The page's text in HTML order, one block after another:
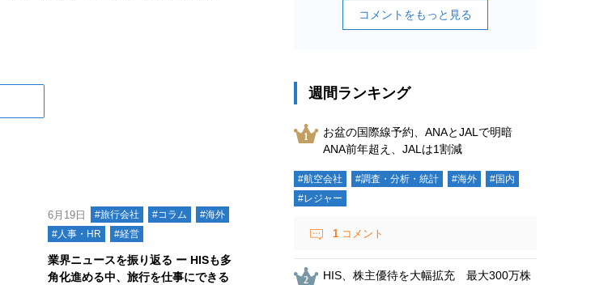
6月19日 #旅行会社 #コラム
#海外
#人事・HR
#経営
業界ニュースを振り返る ー HISも多
角化進める中、旅行を仕事にできる
コメントをもっと見る
週間ランキング
お盆の国際線予約、ANAとJALで明暗
ANA前年超え、JALは1割減
#航空会社 #調査・分析・統計 #海外
#国内
#レジャー
1 コメント
HIS、株主優待を大幅拡充 最大300万株